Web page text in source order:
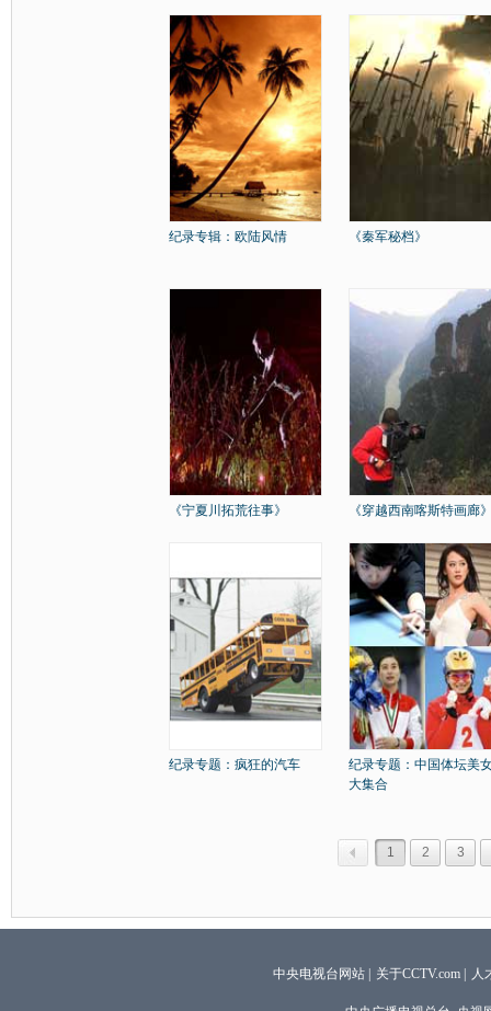
纪录专辑：欧陆风情 《秦军秘档》
《宁夏川拓荒往事》 《穿越西南喀斯特画廊
纪录专题：疯狂的汽车
纪录专题：中国体坛美
大集合
1 2 3
中央电视台网站 关于CCTV.com 人